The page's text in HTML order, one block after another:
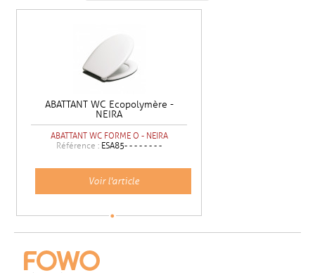
ABATTANT WC Ecopolymère -
NEIRA
ABATTANT WC FORME O - NEIRA
Référence : ESA85- - - - - - - -
Voir l'article